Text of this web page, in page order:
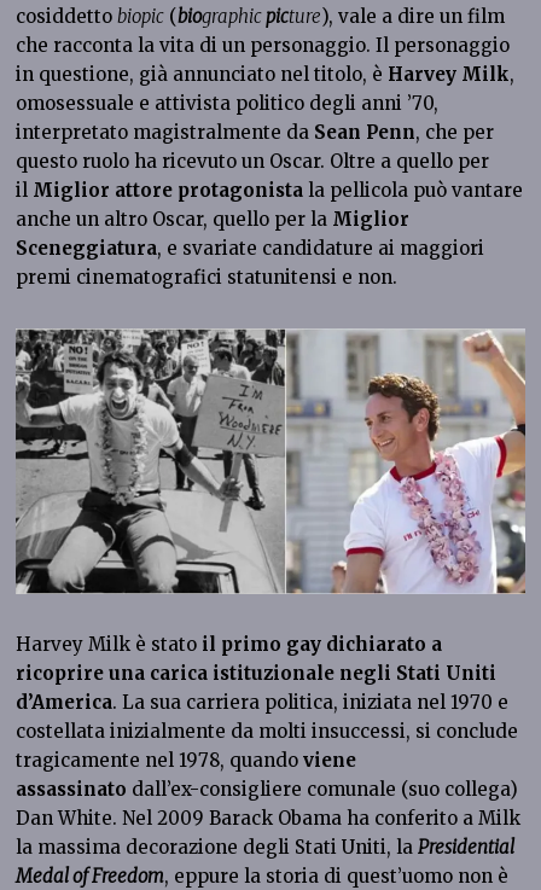
cosiddettobiopic (biographicpicture), vale a dire un film
che racconta la vita di un personaggio. Il personaggio
in questione, già annunciato nel titolo, è Harvey Milk,
omosessuale e attivista politico degli anni ’70,
interpretato magistralmente da Sean Penn, che per
questo ruolo ha ricevuto un Oscar. Oltre a quello per
il Miglior attore protagonista la pellicola può vantare
anche un altro Oscar, quello per la Miglior
Sceneggiatura, e svariate candidature ai maggiori
premi cinematografici statunitensi e non.
Harvey Milk è stato il primo gay dichiarato a
ricoprire una carica istituzionale negli Stati Uniti
d’America. La sua carriera politica, iniziata nel 1970 e
costellata inizialmente da molti insuccessi, si conclude
tragicamente nel 1978, quandoviene
assassinato dall’ex-consigliere comunale (suo collega)
Dan White. Nel 2009 Barack Obama ha conferito a Milk
la massima decorazione degli Stati Uniti, laPresidential
Medal of Freedom, eppure la storia di quest’uomo non è